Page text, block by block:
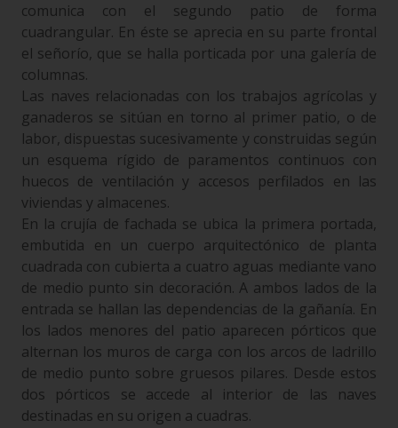
comunica con el segundo patio de forma
cuadrangular. En éste se aprecia en su parte frontal
el señorío, que se halla porticada por una galería de
columnas.
Las naves relacionadas con los trabajos agrícolas y
ganaderos se sitúan en torno al primer patio, o de
labor, dispuestas sucesivamente y construidas según
un esquema rígido de paramentos continuos con
huecos de ventilación y accesos perfilados en las
viviendas y almacenes.
En la crujía de fachada se ubica la primera portada,
embutida en un cuerpo arquitectónico de planta
cuadrada con cubierta a cuatro aguas mediante vano
de medio punto sin decoración. A ambos lados de la
entrada se hallan las dependencias de la gañanía. En
los lados menores del patio aparecen pórticos que
alternan los muros de carga con los arcos de ladrillo
de medio punto sobre gruesos pilares. Desde estos
dos pórticos se accede al interior de las naves
destinadas en su origen a cuadras.